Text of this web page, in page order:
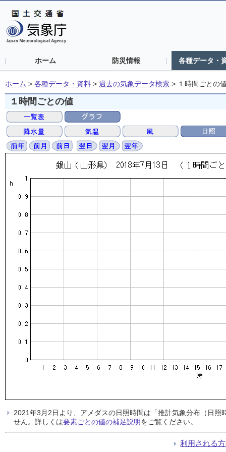
ホーム 防災情報 各種データ・
ホーム > 各種データ・資料 > 過去の気象データ検索 > １時間ごとの
１時間ごとの値
2021年3月2日より、アメダスの日照時間は「推計気象分布（日
せん。詳しくは要素ごとの値の補足説明をご覧ください。
利用される